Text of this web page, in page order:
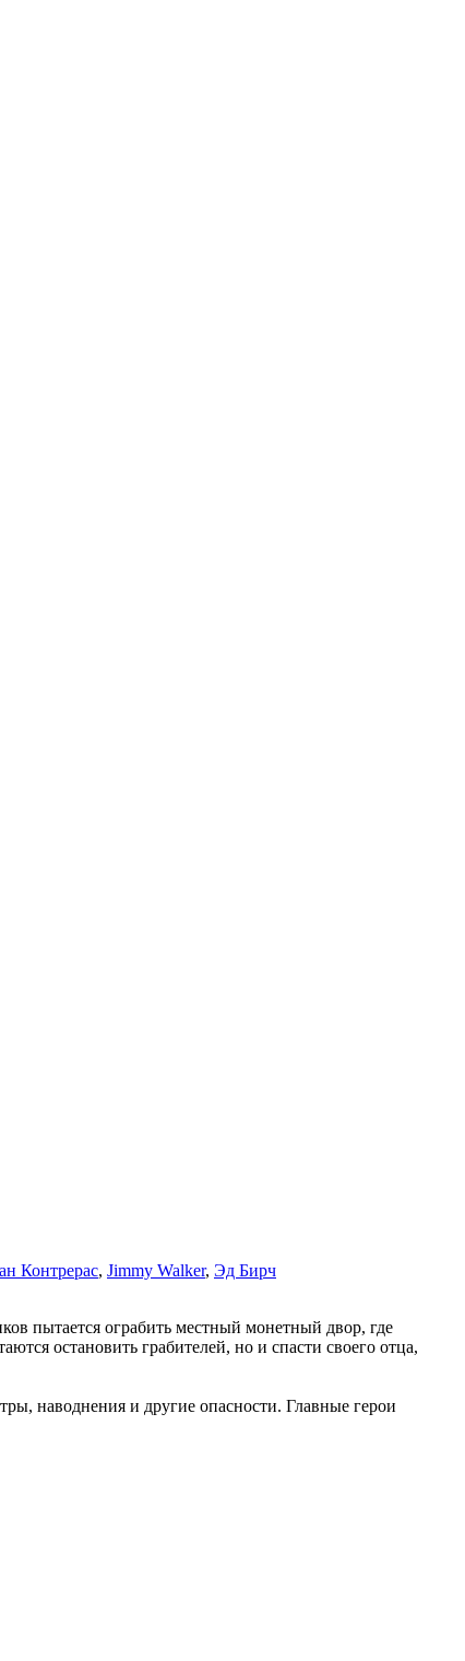
Контрерас, Jimmy Walker, Эд Бирч
пытается ограбить местный монетный двор, где
остановить грабителей, но и спасти своего отца,
наводнения и другие опасности. Главные герои